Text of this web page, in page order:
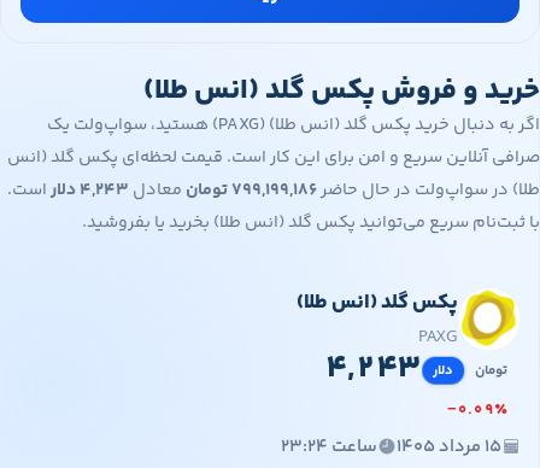
و فروش پکس گلد (انس طلا)
اگر به دنبال خرید پکس گلد (انس طلا) (PAXG) هستید، سواپ‌ولت یک
آنلاین سریع و امن برای این کار است. قیمت لحظه‌ای پکس گلد (انس
سواپ‌ولت در حال حاضر ۷۹۹,۱۹۹,۱۸۶تومانمعادل۴,۲۴۳دلاراست.
سریع می‌توانید پکس گلد (انس طلا) بخرید یا بفروشید.
پکس گلد (انس طلا)
PAXG
دلار ۴,۲۴۳
−۰
ساعت ۲۳:۲۴